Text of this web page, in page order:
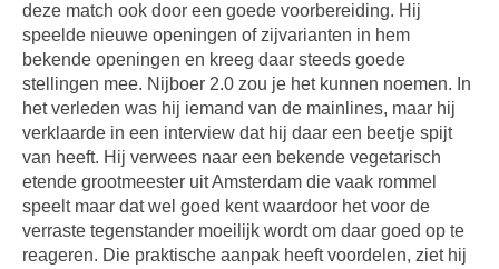
deze match ook door een goede voorbereiding. Hij
speelde nieuwe openingen of zijvarianten in hem
bekende openingen en kreeg daar steeds goede
stellingen mee. Nijboer 2.0 zou je het kunnen noemen. In
het verleden was hij iemand van de mainlines, maar hij
verklaarde in een interview dat hij daar een beetje spijt
van heeft. Hij verwees naar een bekende vegetarisch
etende grootmeester uit Amsterdam die vaak rommel
speelt maar dat wel goed kent waardoor het voor de
verraste tegenstander moeilijk wordt om daar goed op te
reageren. Die praktische aanpak heeft voordelen, ziet hij